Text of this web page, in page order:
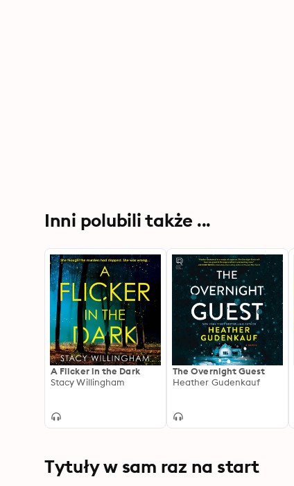
Inni polubili także ...
A Flicker in the Dark
Stacy Willingham
The Overnight Guest
Heather Gudenkauf
Tytuły w sam raz na start